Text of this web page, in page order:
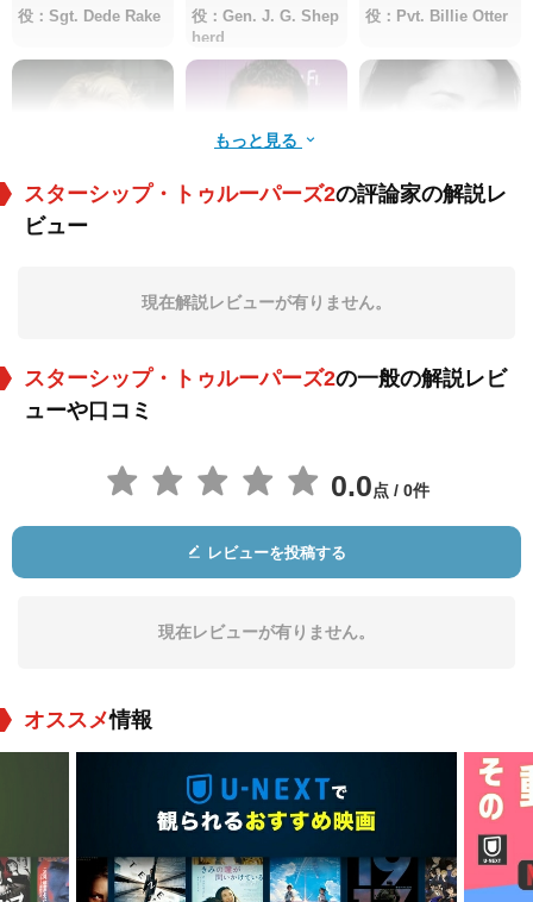
役：Sgt. Dede Rake
役：Gen. J. G. Shep
herd
役：Pvt. Billie Otter
ケリー・カールソン
herd
J・P・マヌー ドリュー・パウエル Billy Brown
ジェイソン＝シェー
ブライアン・ティー
役：Cpl. Thom Kob
e
David Wells
役：Recruiting Serg
eant
もっと見る
スターシップ・トゥルーパーズ2の評論家の解説レ
ビュー
現在解説レビューが有りません。
スターシップ・トゥルーパーズ2の一般の解説レビ
ューや口コミ
0.0点 / 0件
レビューを投稿する
現在レビューが有りません。
オススメ情報